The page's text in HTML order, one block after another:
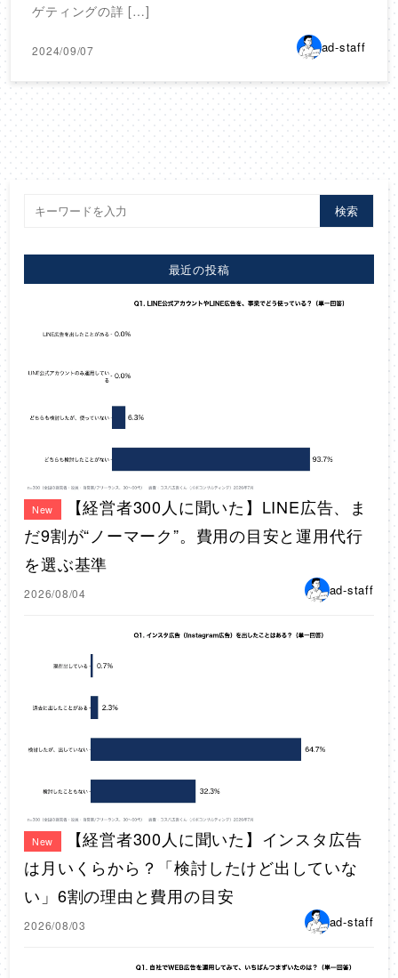
ゲティングの詳 […]
2024/09/07 ad-staff
検索
最近の投稿
New
【経営者300人に聞いた】LINE広告、ま
だ9割が“ノーマーク”。費用の目安と運用代行
を選ぶ基準
2026/08/04 ad-staff
New
【経営者300人に聞いた】インスタ広告
は月いくらから？「検討したけど出していな
い」6割の理由と費用の目安
2026/08/03 ad-staff